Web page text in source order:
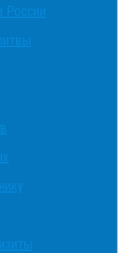
России